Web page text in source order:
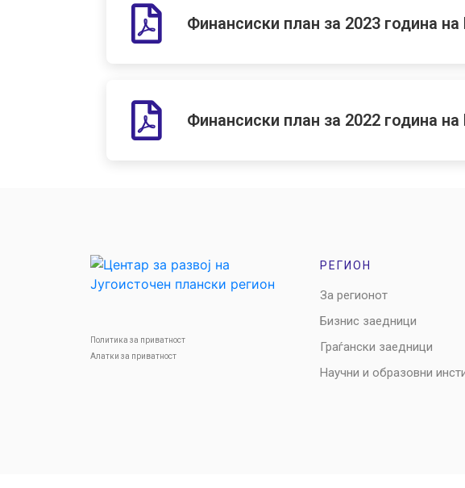
Финансиски план за 2023 година
Финансиски план за 2022 година
Политика за приватност
Алатки за приватност
РЕГИОН
За регионот
Бизнис заедници
Граѓански заедници
Научни и образовни